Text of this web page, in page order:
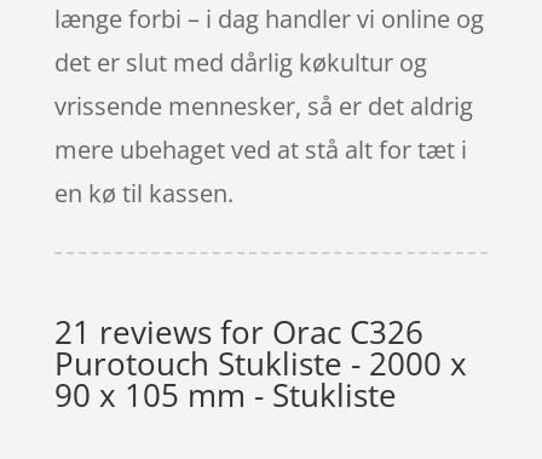
længe forbi – i dag handler vi online og
det er slut med dårlig køkultur og
vrissende mennesker, så er det aldrig
mere ubehaget ved at stå alt for tæt i
en kø til kassen.
21 reviews for Orac C326
Purotouch Stukliste - 2000 x
90 x 105 mm - Stukliste